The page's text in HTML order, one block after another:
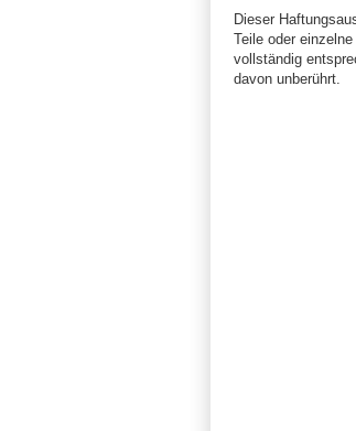
Dieser
Teile oder
vollständig
davon unberührt.